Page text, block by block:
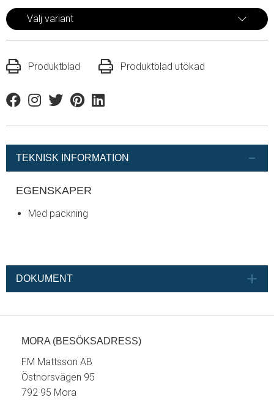
Välj variant
Produktblad Produktblad utökad
FacebookInstagram
TwitterPinterestLinkedin
TEKNISK INFORMATION
EGENSKAPER
Med packning
DOKUMENT
MORA (BESÖKSADRESS)
FM Mattsson AB
Östnorsvägen 95
792 95 Mora